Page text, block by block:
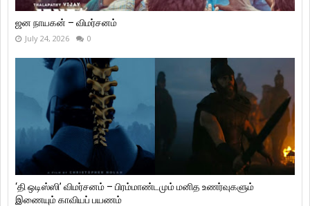
ஜன நாயகன் – விமர்சனம்
July 24, 2026 0
‘தி ஒடிஸ்ஸி’ விமர்சனம் – பிரம்மாண்டமும் மனித உணர்வுகளும்
இணையும் காவியப் பயணம்